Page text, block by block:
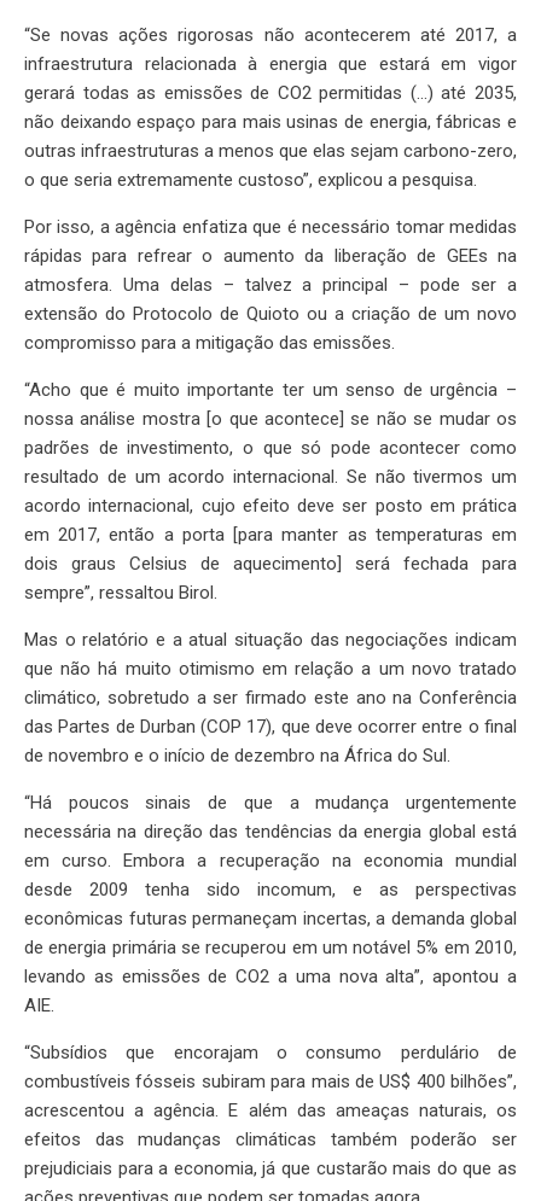
“Se novas ações rigorosas não acontecerem até 2017, a
infraestrutura relacionada à energia que estará em vigor
gerará todas as emissões de CO2 permitidas (…) até 2035,
não deixando espaço para mais usinas de energia, fábricas e
outras infraestruturas a menos que elas sejam carbono-zero,
o que seria extremamente custoso”, explicou a pesquisa.
Por isso, a agência enfatiza que é necessário tomar medidas
rápidas para refrear o aumento da liberação de GEEs na
atmosfera. Uma delas – talvez a principal – pode ser a
extensão do Protocolo de Quioto ou a criação de um novo
compromisso para a mitigação das emissões.
“Acho que é muito importante ter um senso de urgência –
nossa análise mostra [o que acontece] se não se mudar os
padrões de investimento, o que só pode acontecer como
resultado de um acordo internacional. Se não tivermos um
acordo internacional, cujo efeito deve ser posto em prática
em 2017, então a porta [para manter as temperaturas em
dois graus Celsius de aquecimento] será fechada para
sempre”, ressaltou Birol.
Mas o relatório e a atual situação das negociações indicam
que não há muito otimismo em relação a um novo tratado
climático, sobretudo a ser firmado este ano na Conferência
das Partes de Durban (COP 17), que deve ocorrer entre o final
de novembro e o início de dezembro na África do Sul.
“Há poucos sinais de que a mudança urgentemente
necessária na direção das tendências da energia global está
em curso. Embora a recuperação na economia mundial
desde 2009 tenha sido incomum, e as perspectivas
econômicas futuras permaneçam incertas, a demanda global
de energia primária se recuperou em um notável 5% em 2010,
levando as emissões de CO2 a uma nova alta”, apontou a
AIE.
“Subsídios que encorajam o consumo perdulário de
combustíveis fósseis subiram para mais de US$ 400 bilhões”,
acrescentou a agência. E além das ameaças naturais, os
efeitos das mudanças climáticas também poderão ser
prejudiciais para a economia, já que custarão mais do que as